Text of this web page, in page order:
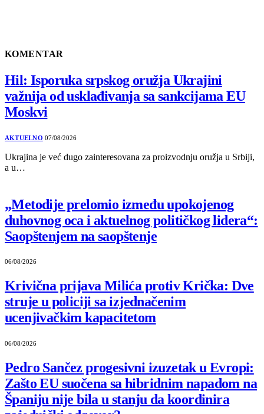
KOMENTAR
Hil: Isporuka srpskog oružja Ukrajini
važnija od usklađivanja sa sankcijama EU
Moskvi
AKTUELNO 07/08/2026
Ukrajina je već dugo zainteresovana za proizvodnju oružja u Srbiji,
a u…
„Metodije prelomio između upokojenog
duhovnog oca i aktuelnog političkog lidera“:
Saopštenjem na saopštenje
06/08/2026
Krivična prijava Milića protiv Krička: Dve
struje u policiji sa izjednačenim
ucenjivačkim kapacitetom
06/08/2026
Pedro Sančez progesivni izuzetak u Evropi:
Zašto EU suočena sa hibridnim napadom na
Španiju nije bila u stanju da koordinira